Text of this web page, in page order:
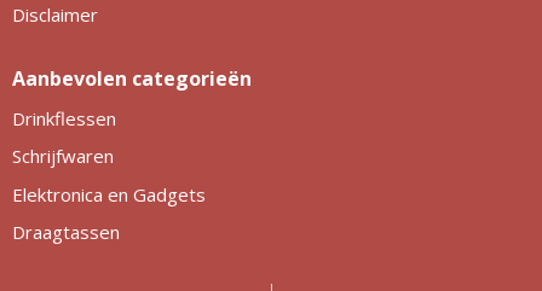
Disclaimer
Aanbevolen categorieën
Drinkflessen
Schrijfwaren
Elektronica en Gadgets
Draagtassen